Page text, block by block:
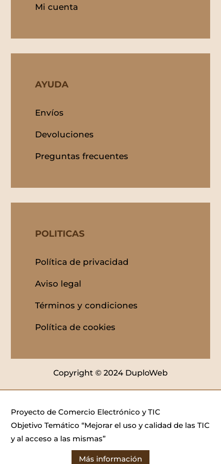
Mi cuenta
AYUDA
Envíos
Devoluciones
Preguntas frecuentes
POLITICAS
Política de privacidad
Aviso legal
Términos y condiciones
Política de cookies
Copyright © 2024 DuploWeb
Proyecto de Comercio Electrónico y TIC
Objetivo Temático “Mejorar el uso y calidad de las TIC
y al acceso a las mismas”
Más información